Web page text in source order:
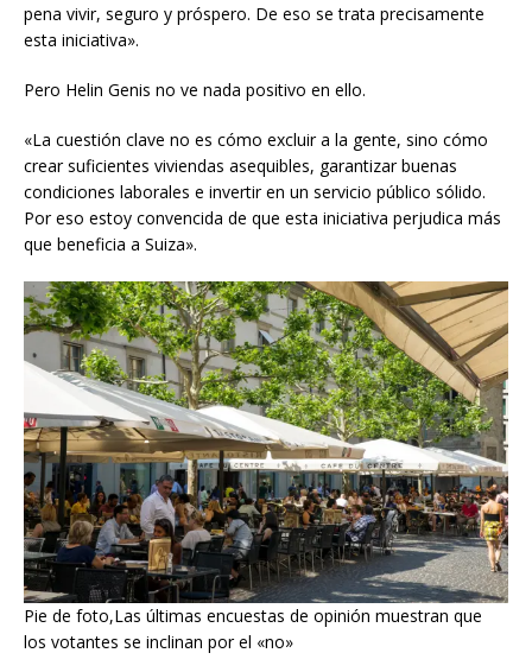
pena vivir, seguro y próspero. De eso se trata precisamente
esta iniciativa».
Pero Helin Genis no ve nada positivo en ello.
«La cuestión clave no es cómo excluir a la gente, sino cómo
crear suficientes viviendas asequibles, garantizar buenas
condiciones laborales e invertir en un servicio público sólido.
Por eso estoy convencida de que esta iniciativa perjudica más
que beneficia a Suiza».
Pie de foto,Las últimas encuestas de opinión muestran que
los votantes se inclinan por el «no»